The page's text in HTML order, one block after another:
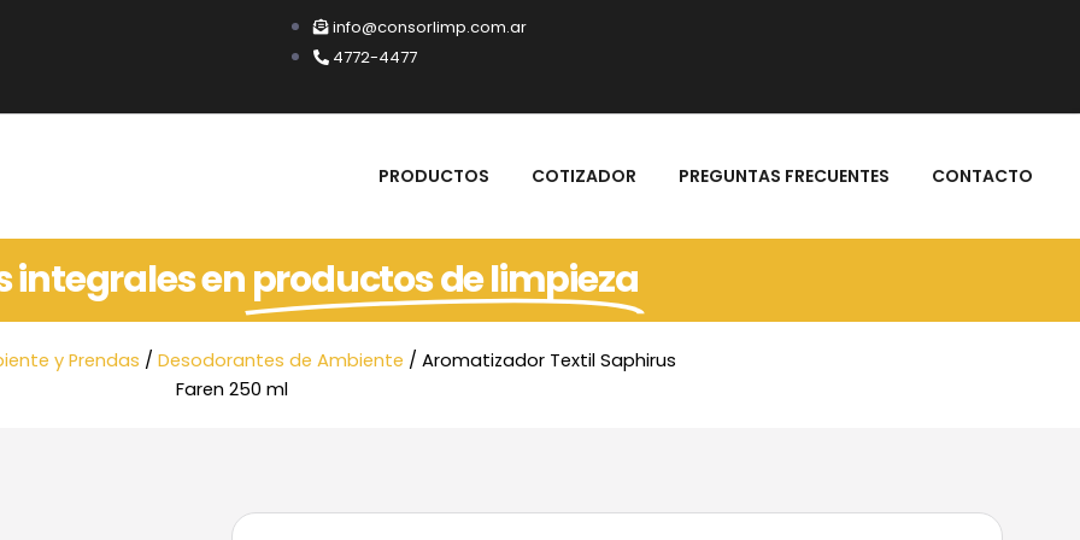
info@consorlimp.com.ar
4772-4477
PRODUCTOS COTIZADOR PREGUNTAS FRECUENTES CONTACTO
integrales enproductos de limpieza
y Prendas / Desodorantes de Ambiente / Aromatizador Textil Saphirus
Faren 250 ml